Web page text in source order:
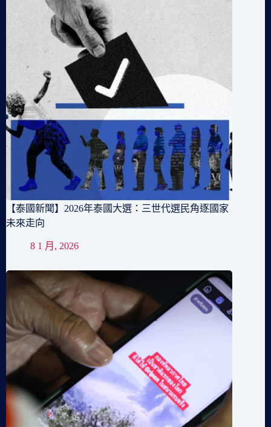
【泰國新聞】2026年泰國大選：三世代選民角逐國家
未來走向
8 1 月, 2026